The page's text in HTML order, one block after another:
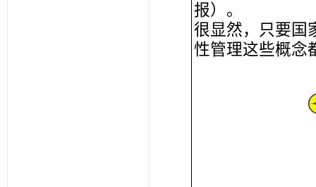
报）。
很显然，只要国
性管理这些概念